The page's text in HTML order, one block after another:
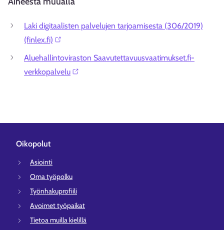
Laki digitaalisten palvelujen tarjoamisesta (306/2019)
(finlex.fi)⁠⁠
Aluehallintoviraston Saavutettavuusvaatimukset.fi-
verkkopalvelu⁠
Oikopolut
Asiointi
Oma työpolku
Työnhakuprofiili
Avoimet työpaikat
Tietoa muilla kielillä